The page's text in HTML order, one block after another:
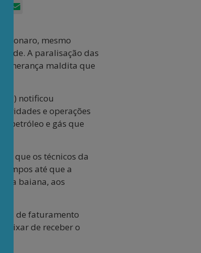
LinkedIn
mesmo
A paralisação das
herança maldita que
notificou
e operações
petróleo e gás que
que os técnicos da
até que a
baiana, aos
de faturamento
de receber o